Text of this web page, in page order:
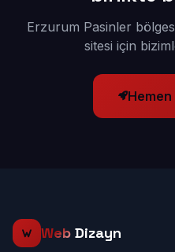
Erzurum Pasinler
sitesi için
Web Dizayn